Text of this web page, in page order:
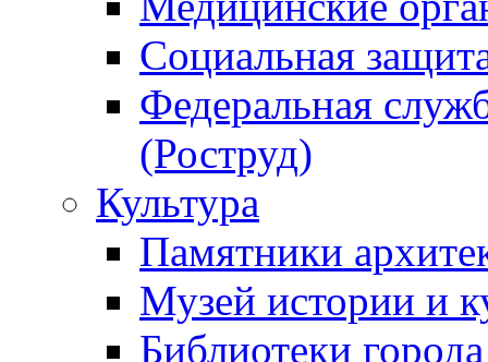
Социальная
Федеральная
(Роструд)
Культура
Памятники
Музей истории и
Библиотеки города